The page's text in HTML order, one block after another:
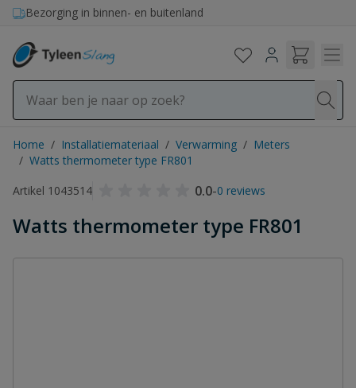
Ga naar de inhoud
Bezorging in binnen- en buitenland
Home / Installatiemateriaal / Verwarming / Meters
/ Watts thermometer type FR801
Artikel 1043514
0.0-0 reviews
Watts thermometer type FR801